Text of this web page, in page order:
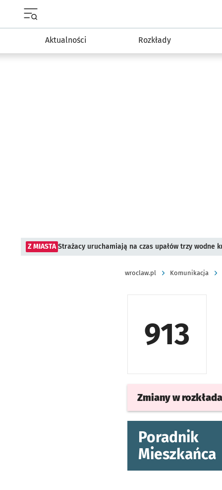
Aktualności Rozkłady
Z MIASTA Strażacy uruchamiają na czas upałów trzy wodne
wroclaw.pl Komunikacja
913
Zmiany w
Poradnik
Mieszkańca